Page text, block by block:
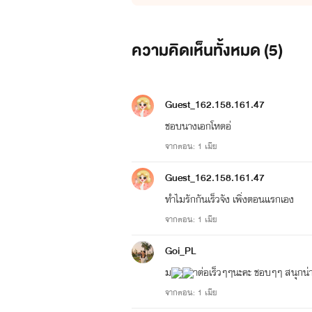
ความคิดเห็นทั้งหมด (5)
Guest_162.158.161.47
ชอบนางเอกโหดอ่
จากตอน: 1 เมีย
Guest_162.158.161.47
ทำไมรักกันเร็วจัง เพิ่งตอนแรกเอง
จากตอน: 1 เมีย
Goi_PL
ม าต่อเร็วๆๆนะคะ ชอบๆๆ สนุกน่
จากตอน: 1 เมีย